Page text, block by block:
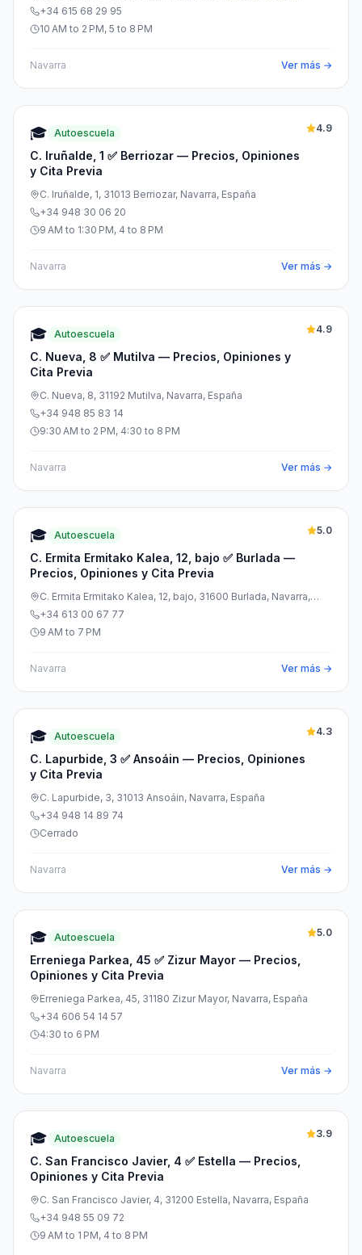
+34 615 68 29 95
10 AM to 2 PM, 5 to 8 PM
Navarra Ver más →
🎓 Autoescuela
C. Iruñalde, 1 ✅ Berriozar — Precios, Opiniones
y Cita Previa
4.9
C. Iruñalde, 1, 31013 Berriozar, Navarra, España
+34 948 30 06 20
9 AM to 1:30 PM, 4 to 8 PM
Navarra Ver más →
🎓 Autoescuela
C. Nueva, 8 ✅ Mutilva — Precios, Opiniones y
Cita Previa
4.9
C. Nueva, 8, 31192 Mutilva, Navarra, España
+34 948 85 83 14
9:30 AM to 2 PM, 4:30 to 8 PM
Navarra Ver más →
🎓 Autoescuela
C. Ermita Ermitako Kalea, 12, bajo ✅ Burlada —
Precios, Opiniones y Cita Previa
5.0
C. Ermita Ermitako Kalea, 12, bajo, 31600 Burlada, Navarra,
España
+34 613 00 67 77
9 AM to 7 PM
Navarra Ver más →
🎓 Autoescuela
C. Lapurbide, 3 ✅ Ansoáin — Precios, Opiniones
y Cita Previa
4.3
C. Lapurbide, 3, 31013 Ansoáin, Navarra, España
+34 948 14 89 74
Cerrado
Navarra Ver más →
🎓 Autoescuela
Erreniega Parkea, 45 ✅ Zizur Mayor — Precios,
Opiniones y Cita Previa
5.0
Erreniega Parkea, 45, 31180 Zizur Mayor, Navarra, España
+34 606 54 14 57
4:30 to 6 PM
Navarra Ver más →
🎓 Autoescuela
C. San Francisco Javier, 4 ✅ Estella — Precios,
Opiniones y Cita Previa
3.9
C. San Francisco Javier, 4, 31200 Estella, Navarra, España
+34 948 55 09 72
9 AM to 1 PM, 4 to 8 PM